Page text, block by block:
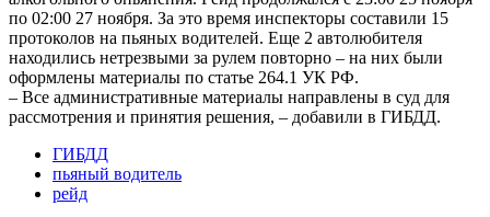
по 02:00 27 ноября. За это время инспекторы составили 15
протоколов на пьяных водителей. Еще 2 автолюбителя
находились нетрезвыми за рулем повторно – на них были
оформлены материалы по статье 264.1 УК РФ.
– Все административные материалы направлены в суд для
рассмотрения и принятия решения, – добавили в ГИБДД.
ГИБДД
пьяный водитель
рейд